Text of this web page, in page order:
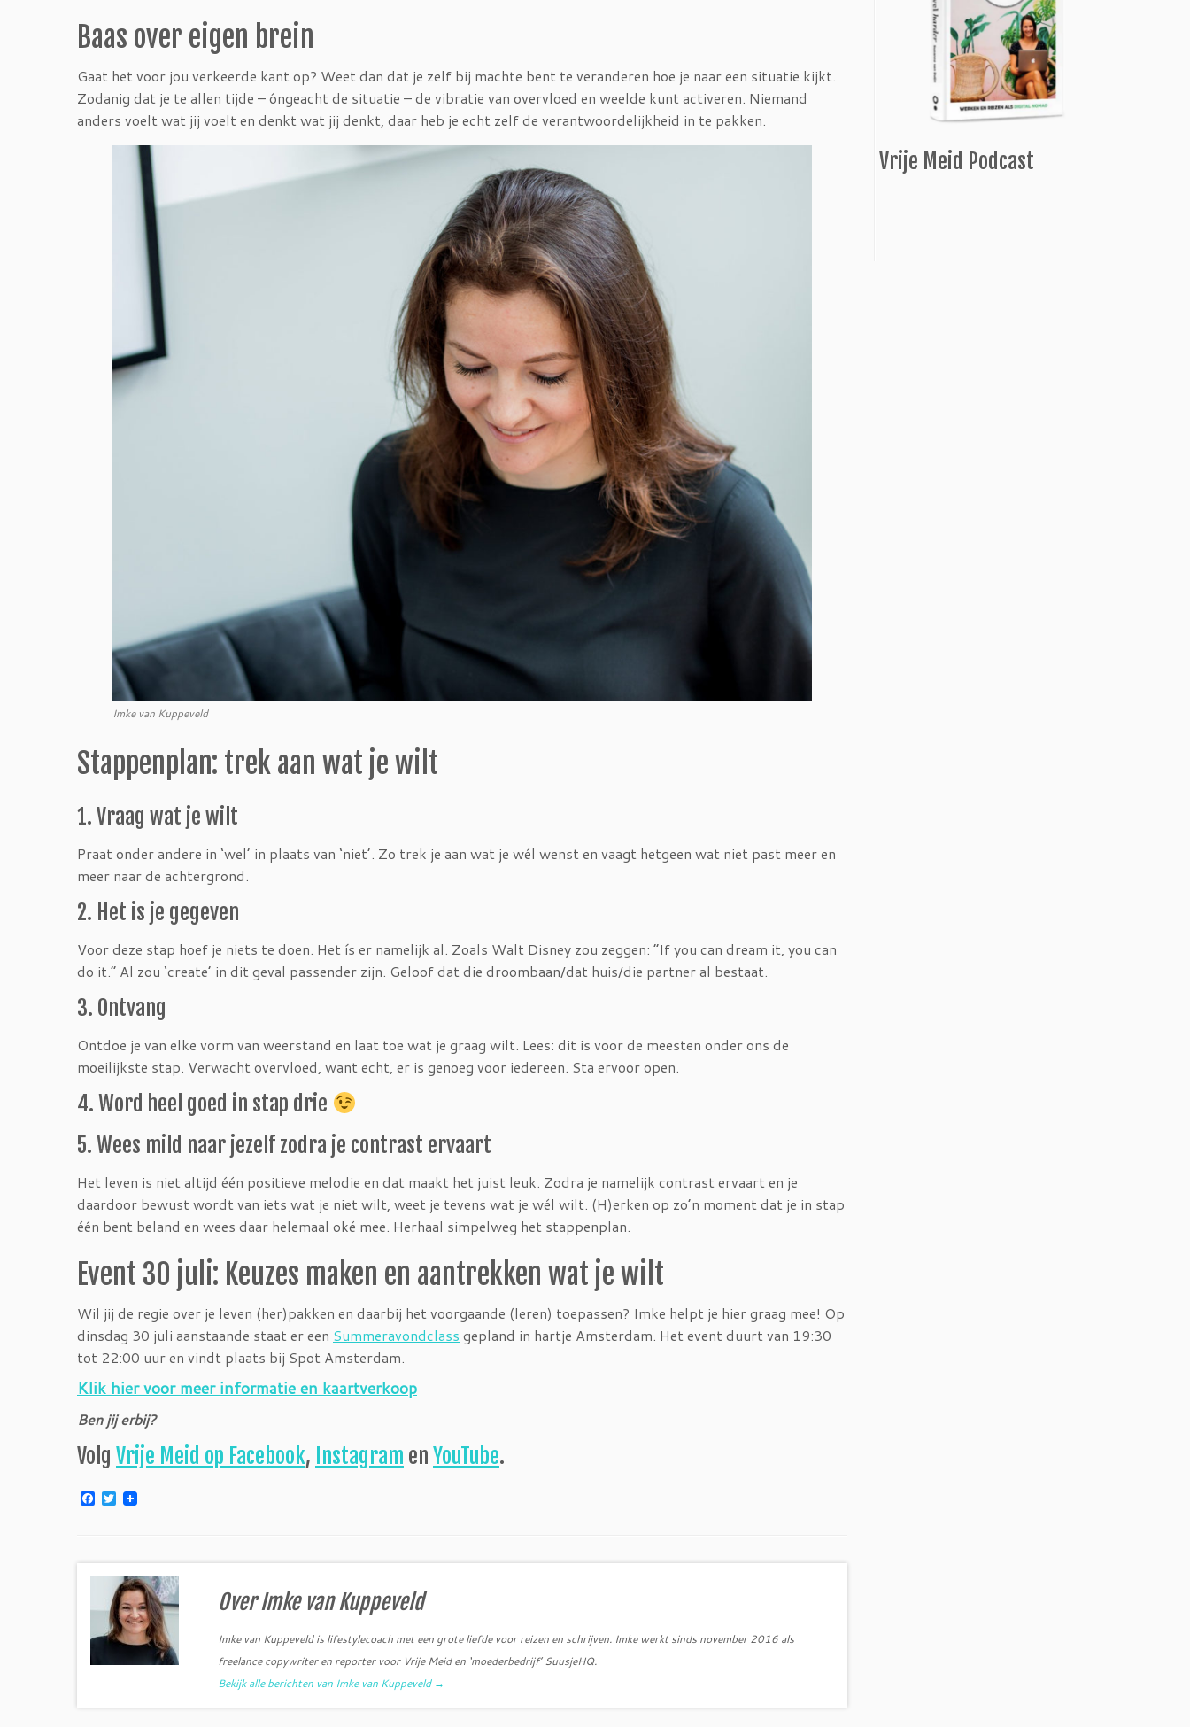
Baas over eigen brein
Gaat het voor jou verkeerde kant op? Weet dan dat je zelf bij machte bent te veranderen hoe je naar een situatie kijkt.
Zodanig dat je te allen tijde – óngeacht de situatie – de vibratie van overvloed en weelde kunt activeren. Niemand
anders voelt wat jij voelt en denkt wat jij denkt, daar heb je echt zelf de verantwoordelijkheid in te pakken.
Imke van Kuppeveld
Stappenplan: trek aan wat je wilt
1. Vraag wat je wilt
Praat onder andere in ‘wel’ in plaats van ‘niet’. Zo trek je aan wat je wél wenst en vaagt hetgeen wat niet past meer en
meer naar de achtergrond.
2. Het is je gegeven
Voor deze stap hoef je niets te doen. Het ís er namelijk al. Zoals Walt Disney zou zeggen: “If you can dream it, you can
do it.” Al zou ‘create’ in dit geval passender zijn. Geloof dat die droombaan/dat huis/die partner al bestaat.
3. Ontvang
Ontdoe je van elke vorm van weerstand en laat toe wat je graag wilt. Lees: dit is voor de meesten onder ons de
moeilijkste stap. Verwacht overvloed, want echt, er is genoeg voor iedereen. Sta ervoor open.
4. Word heel goed in stap drie
5. Wees mild naar jezelf zodra je contrast ervaart
Het leven is niet altijd één positieve melodie en dat maakt het juist leuk. Zodra je namelijk contrast ervaart en je
daardoor bewust wordt van iets wat je niet wilt, weet je tevens wat je wél wilt. (H)erken op zo’n moment dat je in stap
één bent beland en wees daar helemaal oké mee. Herhaal simpelweg het stappenplan.
Event 30 juli: Keuzes maken en aantrekken wat je wilt
Wil jij de regie over je leven (her)pakken en daarbij het voorgaande (leren) toepassen? Imke helpt je hier graag mee! Op
dinsdag 30 juli aanstaande staat er een Summeravondclass gepland in hartje Amsterdam. Het event duurt van 19:30
tot 22:00 uur en vindt plaats bij Spot Amsterdam.
Klik hier voor meer informatie en kaartverkoop
Ben jij erbij?
Volg Vrije Meid op Facebook, Instagram en YouTube.
F
o
o
T
w
e
r
Over Imke van Kuppeveld
Imke van Kuppeveld is lifestylecoach met een grote liefde voor reizen en schrijven. Imke werkt sinds november 2016 als
freelance copywriter en reporter voor Vrije Meid en ‘moederbedrijf’ SuusjeHQ.
Bekijk alle berichten van Imke van Kuppeveld →
Vrije Meid Podcast